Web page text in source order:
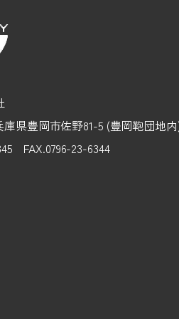
県豊岡市佐野81-5 (豊岡鞄団地
FAX.0796-23-6344